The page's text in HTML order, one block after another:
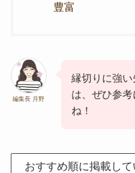
豊富
編集長 月野
縁切りに強
は、ぜひ参
ね！
おすすめ順に掲載して